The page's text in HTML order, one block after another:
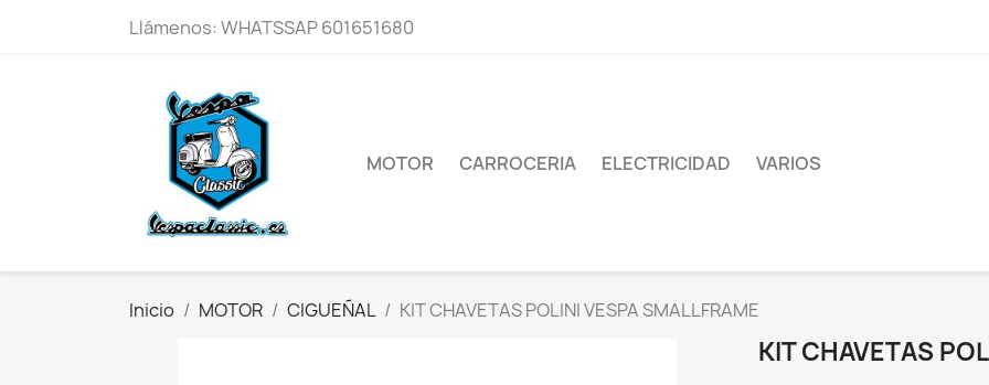
Llámenos:WHATSSAP 601651680
MOTOR CARROCERIA ELECTRICIDAD VARIOS
Inicio MOTOR CIGUEÑAL KIT CHAVETAS POLINI VESPA SMALLFRAME
KIT CHAVETAS